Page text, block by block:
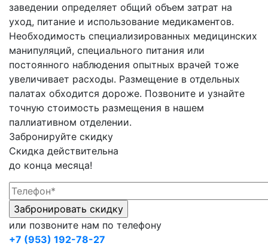
заведении определяет общий объем затрат на
уход, питание и использование медикаментов.
Необходимость специализированных медицинских
манипуляций, специального питания или
постоянного наблюдения опытных врачей тоже
увеличивает расходы. Размещение в отдельных
палатах обходится дороже. Позвоните и узнайте
точную стоимость размещения в нашем
паллиативном отделении.
Забронируйте скидку
Скидка действительна
до конца месяца!
или позвоните нам по телефону
+7 (953) 192-78-27